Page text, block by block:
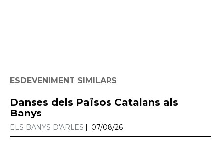
ESDEVENIMENT SIMILARS
Danses dels Països Catalans als
Banys
ELS BANYS D'ARLES 07/08/26